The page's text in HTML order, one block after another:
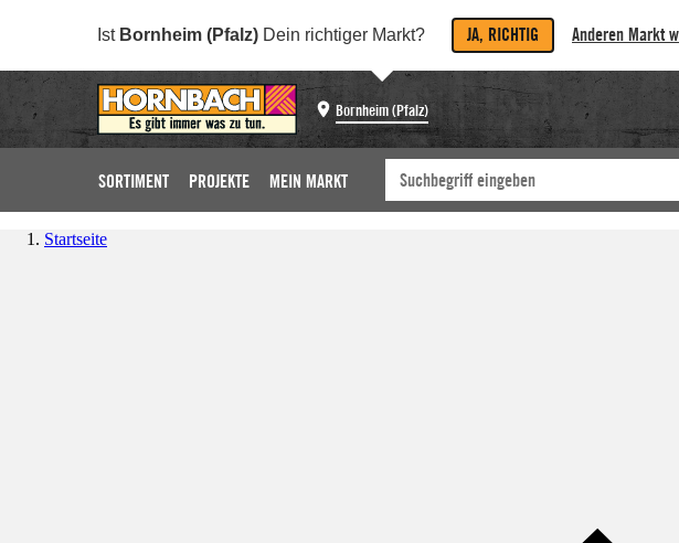
Ist Bornheim (Pfalz) Dein richtiger Markt? JA, RICHTIG Anderen Markt
Bornheim (Pfalz)
SORTIMENT PROJEKTE MEIN MARKT
Startseite